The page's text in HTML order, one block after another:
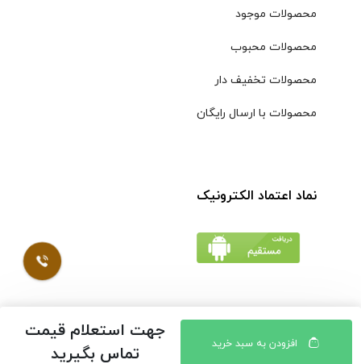
افزودن به سبد خرید
جهت استعلام قیمت
تماس بگیرید
محصولات موجود
محصولات محبوب
محصولات تخفیف دار
محصولات با ارسال رایگان
نماد اعتماد الکترونیک
© کلیه حقوق مادی و معنوی محتویات سایت فروشگاه اینترنتی
موسوی محفوظ است |
طراحی شده توسط ایلیاسیستم